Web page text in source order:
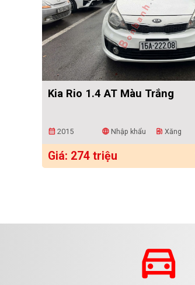
Kia Rio 1.4 AT Màu Trắng
calendar_month 2015 language Nhập khẩu ev_station Xăng
Giá: 274 triệu
directions_car